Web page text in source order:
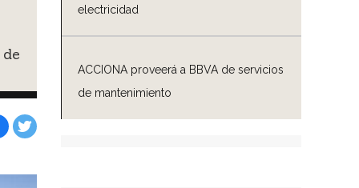
electricidad
ACCIONA proveerá a BBVA de servicios
de mantenimiento